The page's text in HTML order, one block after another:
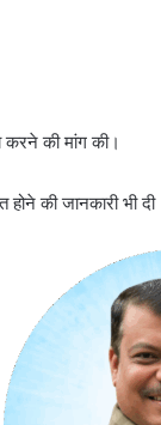
की मांग की।
की जानकारी भी दी